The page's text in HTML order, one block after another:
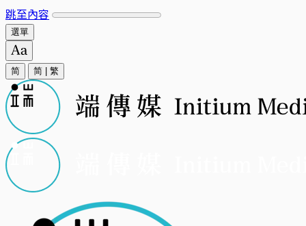
跳至內容
選單
简 简 繁